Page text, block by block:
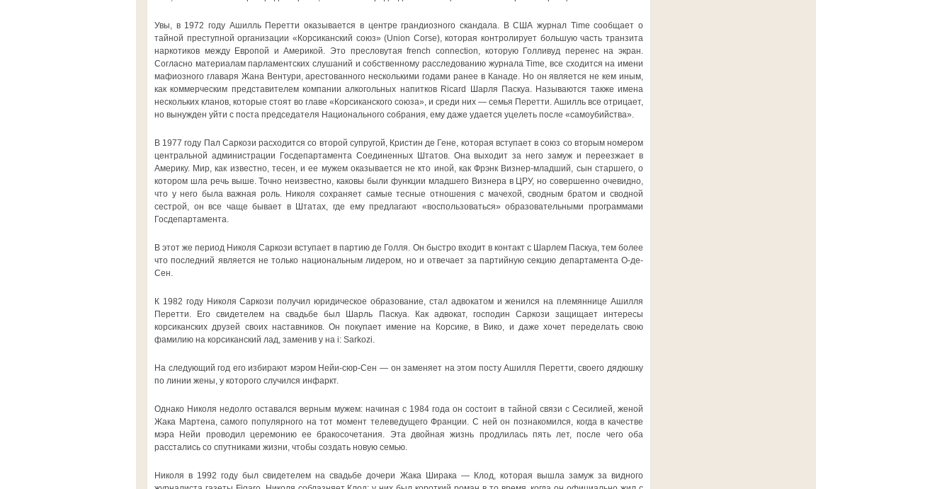
Увы, в 1972 году Ашилль Перетти оказывается в центре грандиозного скандала. В США журнал Time сообщает о
тайной преступной организации «Корсиканский союз» (Union Corse), которая контролирует большую часть транзита
наркотиков между Европой и Америкой. Это пресловутая french connection, которую Голливуд перенес на экран.
Согласно материалам парламентских слушаний и собственному расследованию журнала Time, все сходится на имени
мафиозного главаря Жана Вентури, арестованного несколькими годами ранее в Канаде. Но он является не кем иным,
как коммерческим представителем компании алкогольных напитков Ricard Шарля Паскуа. Называются также имена
нескольких кланов, которые стоят во главе «Корсиканского союза», и среди них — семья Перетти. Ашилль все отрицает,
но вынужден уйти с поста председателя Национального собрания, ему даже удается уцелеть после «самоубийства».
В 1977 году Пал Саркози расходится со второй супругой, Кристин де Гене, которая вступает в союз со вторым номером
центральной администрации Госдепартамента Соединенных Штатов. Она выходит за него замуж и переезжает в
Америку. Мир, как известно, тесен, и ее мужем оказывается не кто иной, как Фрэнк Визнер-младший, сын старшего, о
котором шла речь выше. Точно неизвестно, каковы были функции младшего Визнера в ЦРУ, но совершенно очевидно,
что у него была важная роль. Николя сохраняет самые тесные отношения с мачехой, сводным братом и сводной
сестрой, он все чаще бывает в Штатах, где ему предлагают «воспользоваться» образовательными программами
Госдепартамента.
В этот же период Николя Саркози вступает в партию де Голля. Он быстро входит в контакт с Шарлем Паскуа, тем более
что последний является не только национальным лидером, но и отвечает за партийную секцию департамента О-де-
Сен.
К 1982 году Николя Саркози получил юридическое образование, стал адвокатом и женился на племяннице Ашилля
Перетти. Его свидетелем на свадьбе был Шарль Паскуа. Как адвокат, господин Саркози защищает интересы
корсиканских друзей своих наставников. Он покупает имение на Корсике, в Вико, и даже хочет переделать свою
фамилию на корсиканский лад, заменив y на i: Sarkozi.
На следующий год его избирают мэром Нейи-сюр-Сен — он заменяет на этом посту Ашилля Перетти, своего дядюшку
по линии жены, у которого случился инфаркт.
Однако Николя недолго оставался верным мужем: начиная с 1984 года он состоит в тайной связи с Сесилией, женой
Жака Мартена, самого популярного на тот момент телеведущего Франции. С ней он познакомился, когда в качестве
мэра Нейи проводил церемонию ее бракосочетания. Эта двойная жизнь продлилась пять лет, после чего оба
расстались со спутниками жизни, чтобы создать новую семью.
Николя в 1992 году был свидетелем на свадьбе дочери Жака Ширака — Клод, которая вышла замуж за видного